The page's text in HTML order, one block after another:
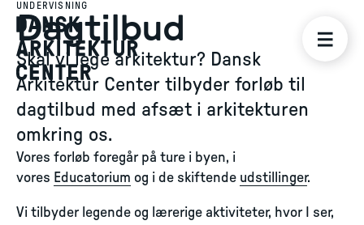
UNDERVISNING
Dagtilbud
Skal vi lege arkitektur? Dansk
Arkitektur Center tilbyder forløb til
dagtilbud med afsæt i arkitekturen
omkring os.
Vores forløb foregår på ture i byen, i
vores Educatorium og i de skiftende udstillinger.
Vi tilbyder legende og lærerige aktiviteter, hvor I ser,